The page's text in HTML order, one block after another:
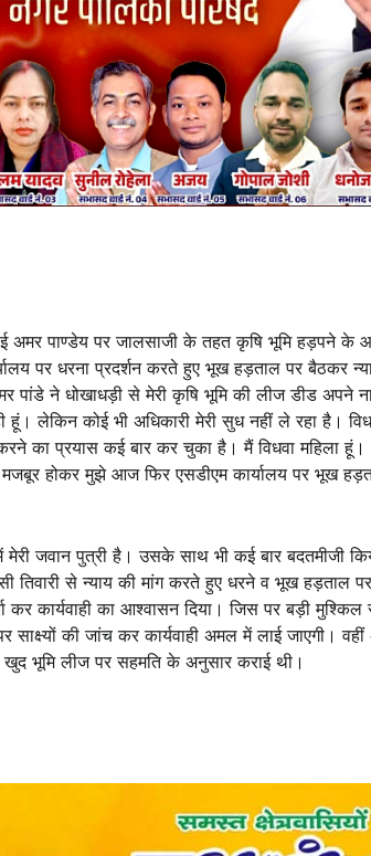
अमर पाण्डेय पर जालसाजी के तहत कृषि भूमि हड़पने के
पर धरना प्रदर्शन करते हुए भूख हड़ताल पर बैठकर
पांडे ने धोखाधड़ी से मेरी कृषि भूमि की लीज डीड अपने
लेकिन कोई भी अधिकारी मेरी सुध नहीं ले रहा है।
का प्रयास कई बार कर चुका है। मैं विधवा महिला
मजबूर होकर मुझे आज फिर एसडीएम कार्यालय पर भूख
जवान पुत्री है। उसके साथ भी कई बार बदतमीजी
तिवारी से न्याय की मांग करते हुए धरने व भूख हड़ताल
कर कार्यवाही का आश्वासन दिया। जिस पर बड़ी मुश्किल
साक्ष्यों की जांच कर कार्यवाही अमल में लाई जाएगी।
भूमि लीज पर सहमति के अनुसार कराई थी।